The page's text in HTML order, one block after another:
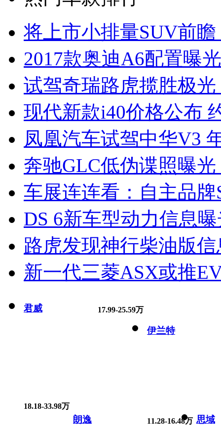
将上市小排量SUV前
2017款奥迪A6配置曝
试驾奇瑞路虎揽胜极
现代新款i40价格公布
凤凰汽车试驾中华V3
奔驰GLC低伪谍照曝
车展连连看：自主品牌
DS 6新车型动力信息
路虎发现神行柴油版
新一代三菱ASX或推
君威 17.99-25.59万
伊兰特
18.18-33.98万
朗逸 11.28-16.48万 思域